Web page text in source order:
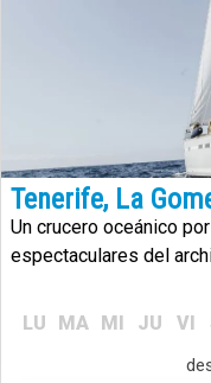
Tenerife, La
Un crucero oceánico
espectaculares del
LU MA MI JU VI